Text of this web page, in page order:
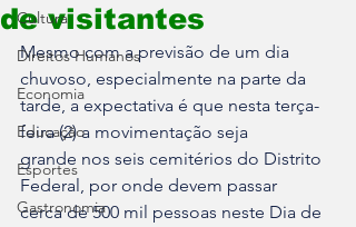
Cultura
Direitos Humanos
Economia
Educação
Esportes
Gastronomia
de visitantes
Mesmo com a previsão de um dia
chuvoso, especialmente na parte da
tarde, a expectativa é que nesta terça-
feira (2) a movimentação seja
grande nos seis cemitérios do Distrito
Federal, por onde devem passar
cerca de 500 mil pessoas neste Dia de